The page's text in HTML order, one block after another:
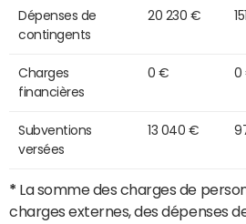
Dépenses de
contingents
20 230 €
Charges
financières
0 € 0
Subventions
versées
13 040 €
* La somme des charges de
charges externes, des dépenses